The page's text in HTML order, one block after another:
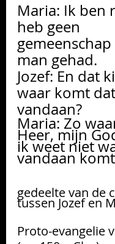
Maria: Ik ben
heb geen
man gehad.
Jozef: En dat
waar komt
vandaan?
Maria: Zo
Heer, mijn
ik weet niet
vandaan
gedeelte van de
tussen Jozef en
Proto-evangelie